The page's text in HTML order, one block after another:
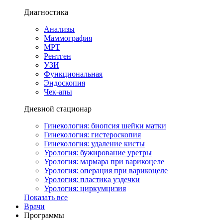
Диагностика
Анализы
Маммография
МРТ
Рентген
УЗИ
Функциональная
Эндоскопия
Чек-апы
Дневной стационар
Гинекология: биопсия шейки матки
Гинекология: гистероскопия
Гинекология: удаление кисты
Урология: бужирование уретры
Урология: мармара при варикоцеле
Урология: операция при варикоцеле
Урология: пластика уздечки
Урология: циркумцизия
Показать все
Врачи
Программы